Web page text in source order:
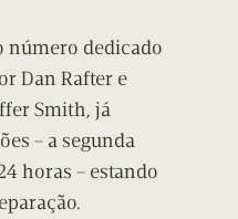
número dedicado
Dan Rafter e
Smith, já
– a segunda
horas – estando